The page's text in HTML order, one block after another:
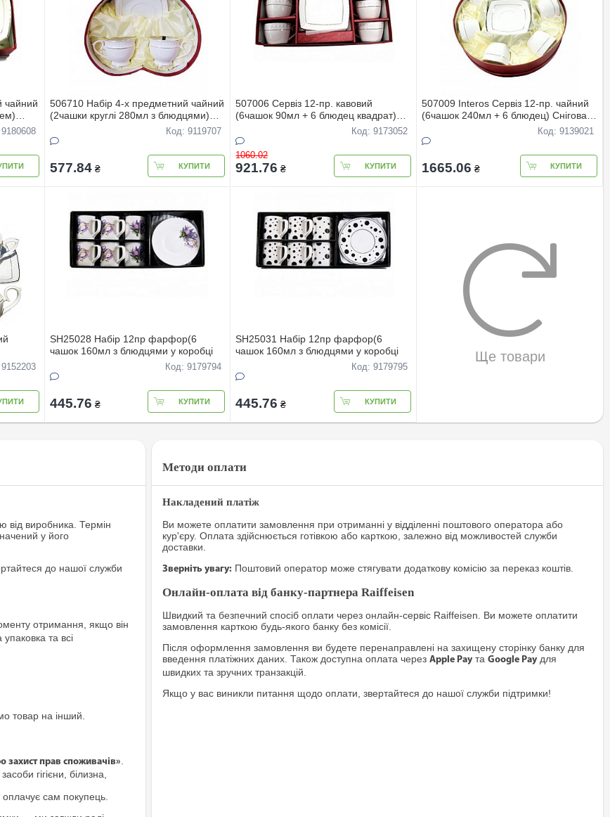
чайний
506710 Набір 4-х предметний чайний
(2чашки круглi 280мл з блюдцями)
Код: 9119707
577.84 ₴ КУПИТИ
507006 Сервіз 12-пр. кавовий
(6чашок 90мл + 6 блюдец квадрат)
Снігова королева ТОР-ЦIНАКод: 9173052
1060.02
921.76 ₴ КУПИТИ
507009 Interos Сервіз 12-пр. чайний
(6чашок 240мл + 6 блюдец) Снігова
Код: 9139021
1665.06 ₴ КУПИТИ
SH25028 Набiр 12пр фарфор(6
чашок 160мл з блюдцями у коробцi
Код: 9179794
445.76 ₴ КУПИТИ
SH25031 Набiр 12пр фарфор(6
чашок 160мл з блюдцями у коробцi
Код: 9179795
445.76 ₴ КУПИТИ
Ще товари
від виробника. Термін
у його
до нашої служби
отримання, якщо він
та всі
товар на інший.
захист прав споживачів»
гігієни, білизна,
сам покупець.
Методи оплати
Накладений платіж
Ви можете оплатити замовлення при отриманні у відділенні поштового оператора або
кур'єру. Оплата здійснюється готівкою або карткою, залежно від можливостей служби
доставки.
Зверніть увагу: Поштовий оператор може стягувати додаткову комісію за переказ коштів.
Онлайн-оплата від банку-партнера Raiffeisen
Швидкий та безпечний спосіб оплати через онлайн-сервіс Raiffeisen. Ви можете оплатити
замовлення карткою будь-якого банку без комісії.
Після оформлення замовлення ви будете перенаправлені на захищену сторінку банку для
введення платіжних даних. Також доступна оплата черезApple Pay таGoogle Pay для
швидких та зручних транзакцій.
Якщо у вас виникли питання щодо оплати, звертайтеся до нашої служби підтримки!